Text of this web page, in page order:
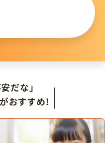
だな」
がおすすめ!